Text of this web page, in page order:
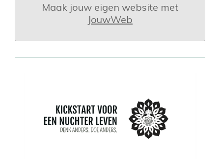
Maak jouw eigen website met
JouwWeb